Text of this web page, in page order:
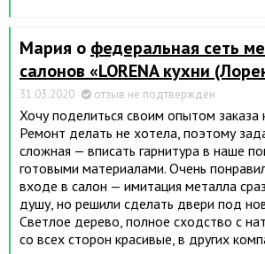
Мария о федеральная сеть
салонов «LORENA кухни
31.03.2020 отзыв не подтвержден
Хочу поделиться своим опытом заказа
Ремонт делать не хотела, поэтому
сложная — вписать гарнитура в наше
готовыми материалами. Очень
входе в салон — имитация металла
душу, но решили сделать двери под
Светлое дерево, полное сходство с
со всех сторон красивые, в других